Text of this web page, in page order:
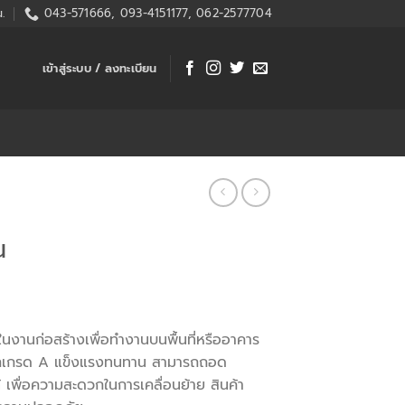
043-571666, 093-4151177, 062-2577704
เข้าสู่ระบบ / ลงทะเบียน
งานก่อสร้างเพื่อทำงานบนพื้นที่หรืออาคาร
กรด A แข็งแรงทนทาน สามารถถอด
พื่อความสะดวกในการเคลื่อนย้าย สินค้า